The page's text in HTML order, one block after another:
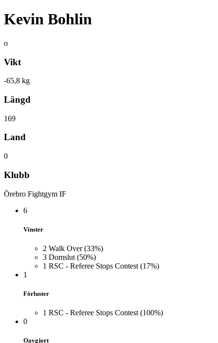
Kevin Bohlin
o
Vikt
-65,8 kg
Längd
169
Land
0
Klubb
Örebro Fightgym IF
6
Vinster
2 Walk Over (33%)
3 Domslut (50%)
1 RSC - Referee Stops Contest (17%)
1
Förluster
1 RSC - Referee Stops Contest (100%)
0
Oavgjort